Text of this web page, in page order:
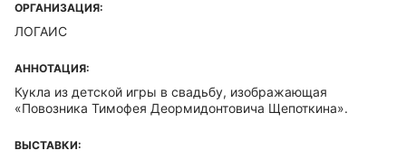
ОРГАНИЗАЦИЯ:
ЛОГАИС
АННОТАЦИЯ:
Кукла из детской игры в свадьбу, изображающая
«Повозника Тимофея Деормидонтовича Щепоткина».
ВЫСТАВКИ: